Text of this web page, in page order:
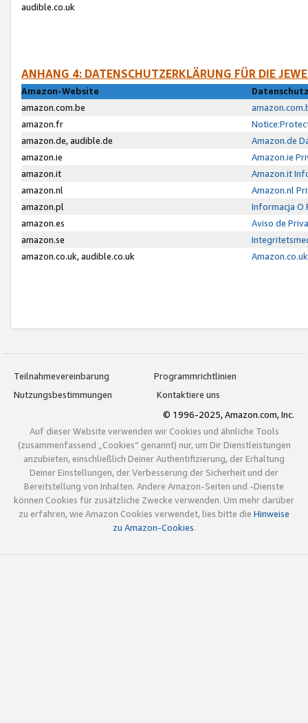
audible.co.uk
ANHANG 4: DATENSCHUTZERKLÄRUNG FÜR DIE
Amazon-Website
amazon.com.be
amazon.fr
amazon.de, audible.de
Amazon.de
amazon.ie
Amazon.ie
amazon.it
Amazon.it
amazon.nl
Amazon.nl
amazon.pl
Informacja O
amazon.es
Aviso de
amazon.se
amazon.co.uk, audible.co.uk
Teilnahmevereinbarung
Programmrichtlinien
Nutzungsbestimmungen
Kontaktiere uns
© 1996-2025, Amazon.com, Inc.
Auf dieser Website verwenden wir Cookies und ähnliche Tools
(zusammenfassend „Cookies“ genannt) nur, um Dir Dienstleistungen
anzubieten, einschließlich Deiner Authentifizierung, der Erhaltung
Deiner Einstellungen, der Verbesserung der Sicherheit und der
Bereitstellung von Inhalten. Andere Amazon-Seiten und -Dienste
können Cookies für zusätzliche Zwecke verwenden. Um mehr darüber
zu erfahren, wie Amazon Cookies verwendet, lies bitte die Hinweise
zu Amazon-Cookies.